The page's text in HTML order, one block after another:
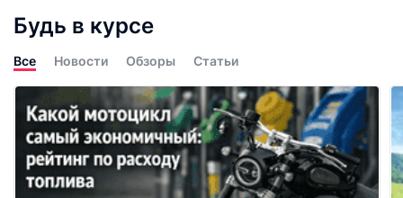
Будь в курсе
Все Новости Обзоры Статьи